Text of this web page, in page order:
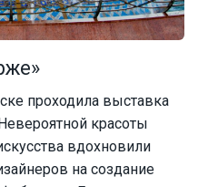
проходила выставка
красоты
вдохновили
на создание